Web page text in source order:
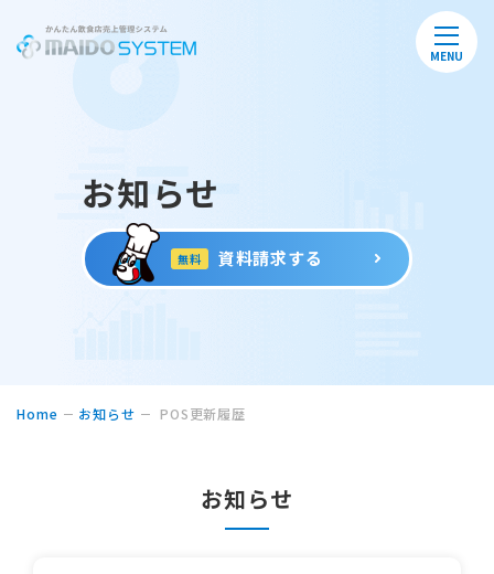
MENU
お知らせ
無料 資料請求する
Home お知らせ POS更新履歴
お知らせ